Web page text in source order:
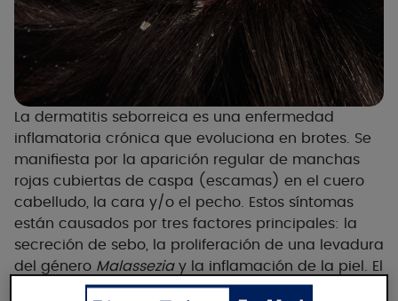
La dermatitis seborreica es una enfermedad
inflamatoria crónica que evoluciona en brotes. Se
manifiesta por la aparición regular de manchas
rojas cubiertas de caspa (escamas) en el cuero
cabelludo, la cara y/o el pecho. Estos síntomas
están causados por tres factores principales: la
secreción de sebo, la proliferación de una levadura
del género Malassezia y la inflamación de la piel. El
picor suele ir asociado a la aparición de manchas